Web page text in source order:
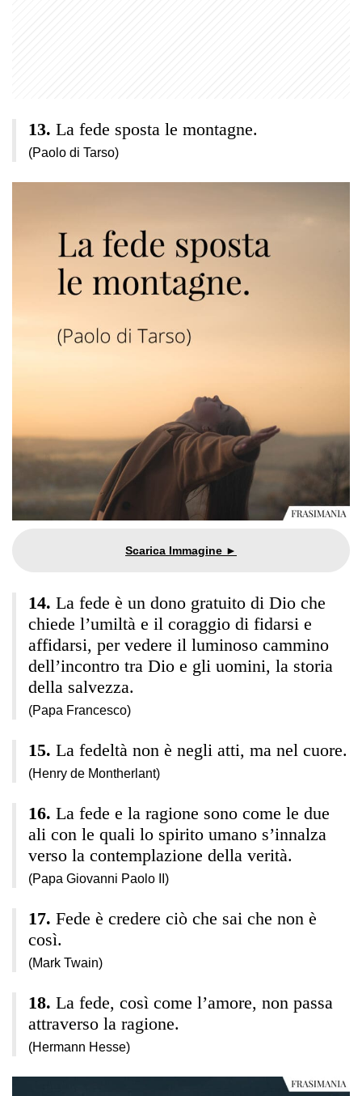
La fede sposta le montagne.
(Paolo di Tarso)
La fede è un dono gratuito di Dio che
chiede l’umiltà e il coraggio di fidarsi e
affidarsi, per vedere il luminoso cammino
dell’incontro tra Dio e gli uomini, la storia
della salvezza.
(Papa Francesco)
La fedeltà non è negli atti, ma nel cuore.
(Henry de Montherlant)
La fede e la ragione sono come le due
ali con le quali lo spirito umano s’innalza
verso la contemplazione della verità.
(Papa Giovanni Paolo II)
Fede è credere ciò che sai che non è
così.
(Mark Twain)
La fede, così come l’amore, non passa
attraverso la ragione.
(Hermann Hesse)